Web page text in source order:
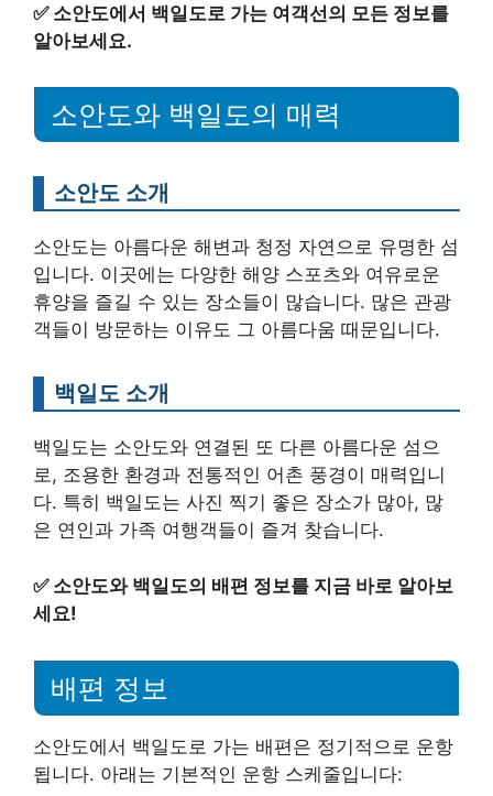
✅ 소안도에서 백일도로 가는 여객선의 모든 정보를
알아보세요.
소안도와 백일도의 매력
소안도 소개
소안도는 아름다운 해변과 청정 자연으로 유명한 섬
입니다. 이곳에는 다양한 해양 스포츠와 여유로운
휴양을 즐길 수 있는 장소들이 많습니다. 많은 관광
객들이 방문하는 이유도 그 아름다움 때문입니다.
백일도 소개
백일도는 소안도와 연결된 또 다른 아름다운 섬으
로, 조용한 환경과 전통적인 어촌 풍경이 매력입니
다. 특히 백일도는 사진 찍기 좋은 장소가 많아, 많
은 연인과 가족 여행객들이 즐겨 찾습니다.
✅ 소안도와 백일도의 배편 정보를 지금 바로 알아보
세요!
배편 정보
소안도에서 백일도로 가는 배편은 정기적으로 운항
됩니다. 아래는 기본적인 운항 스케줄입니다: